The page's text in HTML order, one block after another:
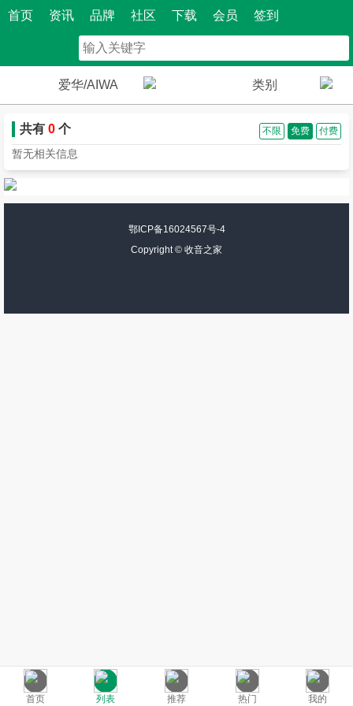
首页 资讯 品牌 社区 下载 会员 签到
爱华/AIWA 类别
共有 0 个 不限 免费 付费
暂无相关信息
首页 列表 推荐 热门 我的
鄂ICP备16024567号-4
Copyright © 收音之家